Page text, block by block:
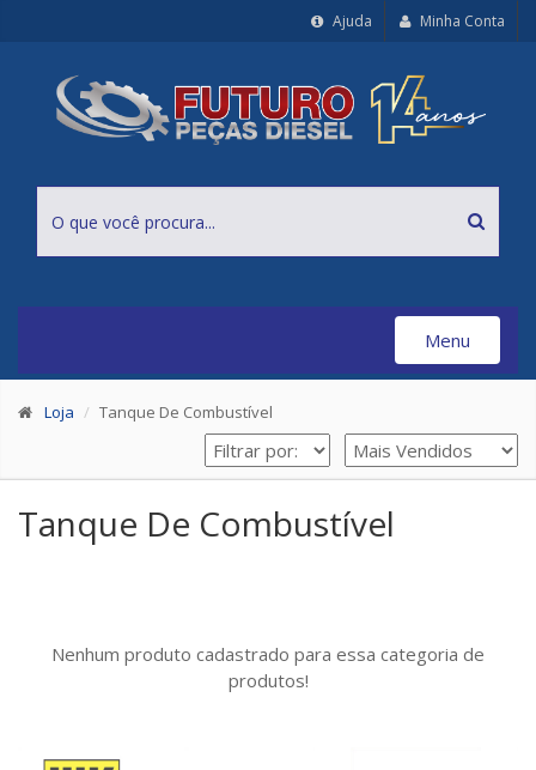
Ajuda Minha Conta
Menu
Toggle
Loja Tanque De Combustível
Tanque De Combustível
Nenhum produto cadastrado para essa categoria de
produtos!